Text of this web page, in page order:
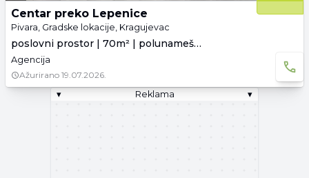
Centar preko Lepenice
Pivara, Gradske lokacije, Kragujevac
poslovni prostor | 70m² | polunamešteno
Agencija
Ažurirano 19.07.2026.
▾
Reklama ▾